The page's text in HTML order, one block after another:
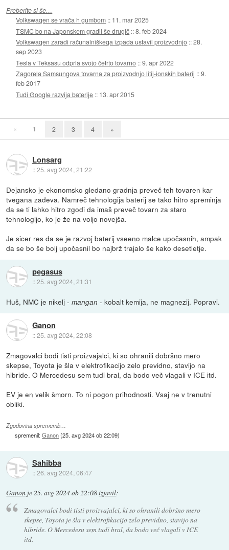
Preberite si še…
Volkswagen se vrača h gumbom :: 11. mar 2025
TSMC bo na Japonskem gradil še drugič ::8. feb 2024
Volkswagen zaradi računalniškega izpada ustavil proizvodnjo ::28.
sep 2023
Tesla v Teksasu odprla svojo četrto tovarno ::9. apr 2022
Zagorela Samsungova tovarna za proizvodnjo litij-ionskih baterij ::9.
feb 2017
Tudi Google razvija baterije :: 13. apr 2015
« 1 2 3 4 »
Lonsarg
::25. avg 2024, 21:22
Dejansko je ekonomsko gledano gradnja preveč teh tovaren kar
tvegana zadeva. Namreč tehnologija baterij se tako hitro spreminja
da se ti lahko hitro zgodi da imaš preveč tovarn za staro
tehnologijo, ko je že na voljo novejša.
Je sicer res da se je razvoj baterij vseeno malce upočasnih, ampak
da se bo še bolj upočasnil bo najbrž trajalo še kako desetletje.
pegasus
::25. avg 2024, 21:31
Huš, NMC je nikelj -mangan - kobalt kemija, ne magnezij. Popravi.
Ganon
::25. avg 2024, 22:08
Zmagovalci bodi tisti proizvajalci, ki so ohranili dobršno mero
skepse, Toyota je šla v elektrofikacijo zelo previdno, stavijo na
hibride. O Mercedesu sem tudi bral, da bodo več vlagali v ICE itd.
EV je en velik šmorn. To ni pogon prihodnosti. Vsaj ne v trenutni
obliki.
Zgodovina sprememb…
spremenil:Ganon(25. avg 2024 ob 22:09)
Sahibba
::26. avg 2024, 06:47
Ganon je25. avg 2024 ob 22:08izjavil:
Zmagovalci bodi tisti proizvajalci, ki so ohranili dobršno mero
skepse, Toyota je šla v elektrofikacijo zelo previdno, stavijo na
hibride. O Mercedesu sem tudi bral, da bodo več vlagali v ICE
itd.